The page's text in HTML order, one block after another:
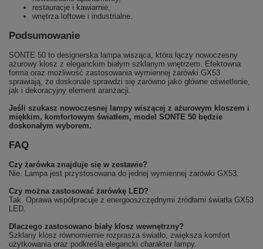
restauracje i kawiarnie,
wnętrza loftowe i industrialne.
Podsumowanie
SONTE 50 to designerska lampa wisząca, która łączy nowoczesny
ażurowy klosz z eleganckim białym szklanym wnętrzem. Efektowna
forma oraz możliwość zastosowania wymiennej żarówki GX53
sprawiają, że doskonale sprawdzi się zarówno jako główne oświetlenie,
jak i dekoracyjny element aranżacji.
Jeśli szukasz nowoczesnej lampy wiszącej z ażurowym kloszem i
miękkim, komfortowym światłem, model SONTE 50 będzie
doskonałym wyborem.
FAQ
Czy żarówka znajduje się w zestawie?
Nie. Lampa jest przystosowana do jednej wymiennej żarówki GX53.
Czy można zastosować żarówkę LED?
Tak. Oprawa współpracuje z energooszczędnymi źródłami światła GX53
LED.
Dlaczego zastosowano biały klosz wewnętrzny?
Szklany klosz równomiernie rozprasza światło, zwiększa komfort
użytkowania oraz podkreśla elegancki charakter lampy.